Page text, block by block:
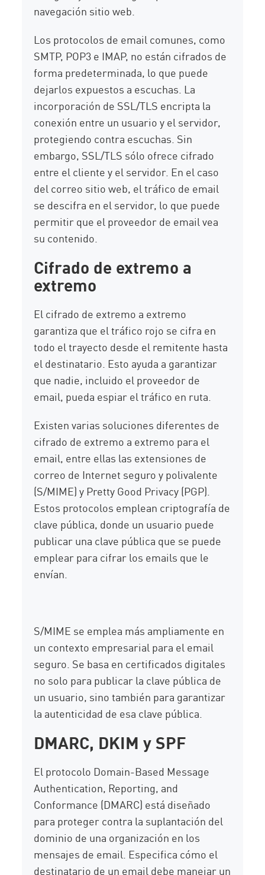
navegación sitio web.
Los protocolos de email comunes, como
SMTP, POP3 e IMAP, no están cifrados de
forma predeterminada, lo que puede
dejarlos expuestos a escuchas. La
incorporación de SSL/TLS encripta la
conexión entre un usuario y el servidor,
protegiendo contra escuchas. Sin
embargo, SSL/TLS sólo ofrece cifrado
entre el cliente y el servidor. En el caso
del correo sitio web, el tráfico de email
se descifra en el servidor, lo que puede
permitir que el proveedor de email vea
su contenido.
Cifrado de extremo a
extremo
El cifrado de extremo a extremo
garantiza que el tráfico rojo se cifra en
todo el trayecto desde el remitente hasta
el destinatario. Esto ayuda a garantizar
que nadie, incluido el proveedor de
email, pueda espiar el tráfico en ruta.
Existen varias soluciones diferentes de
cifrado de extremo a extremo para el
email, entre ellas las extensiones de
correo de Internet seguro y polivalente
(S/MIME) y Pretty Good Privacy (PGP).
Estos protocolos emplean criptografía de
clave pública, donde un usuario puede
publicar una clave pública que se puede
emplear para cifrar los emails que le
envían.
S/MIME se emplea más ampliamente en
un contexto empresarial para el email
seguro. Se basa en certificados digitales
no solo para publicar la clave pública de
un usuario, sino también para garantizar
la autenticidad de esa clave pública.
DMARC, DKIM y SPF
El protocolo Domain-Based Message
Authentication, Reporting, and
Conformance (DMARC) está diseñado
para proteger contra la suplantación del
dominio de una organización en los
mensajes de email. Especifica cómo el
destinatario de un email debe manejar un